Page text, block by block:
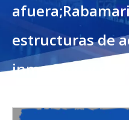
estructuras de
inmersión y no
marino Recubrimiento costa